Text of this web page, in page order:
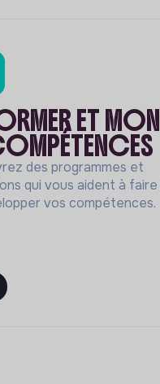
ET
des programmes et
qui vous aident à
vos compétences.